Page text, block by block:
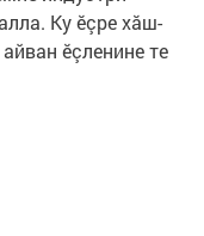
Ку ӗçре хăш-
ӗçленине те